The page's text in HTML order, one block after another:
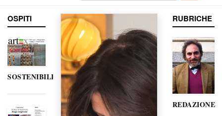
OSPITI
SOSTENIBILITÀ
RUBRICHE
REDAZIONE